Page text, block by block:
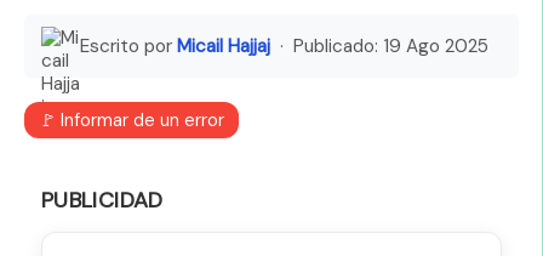
Escrito por Micail Hajjaj · Publicado: 19 Ago 2025
🚩 Informar de un error
PUBLICIDAD